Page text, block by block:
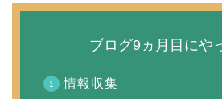
ブログ9ヵ月目にや
情報収集